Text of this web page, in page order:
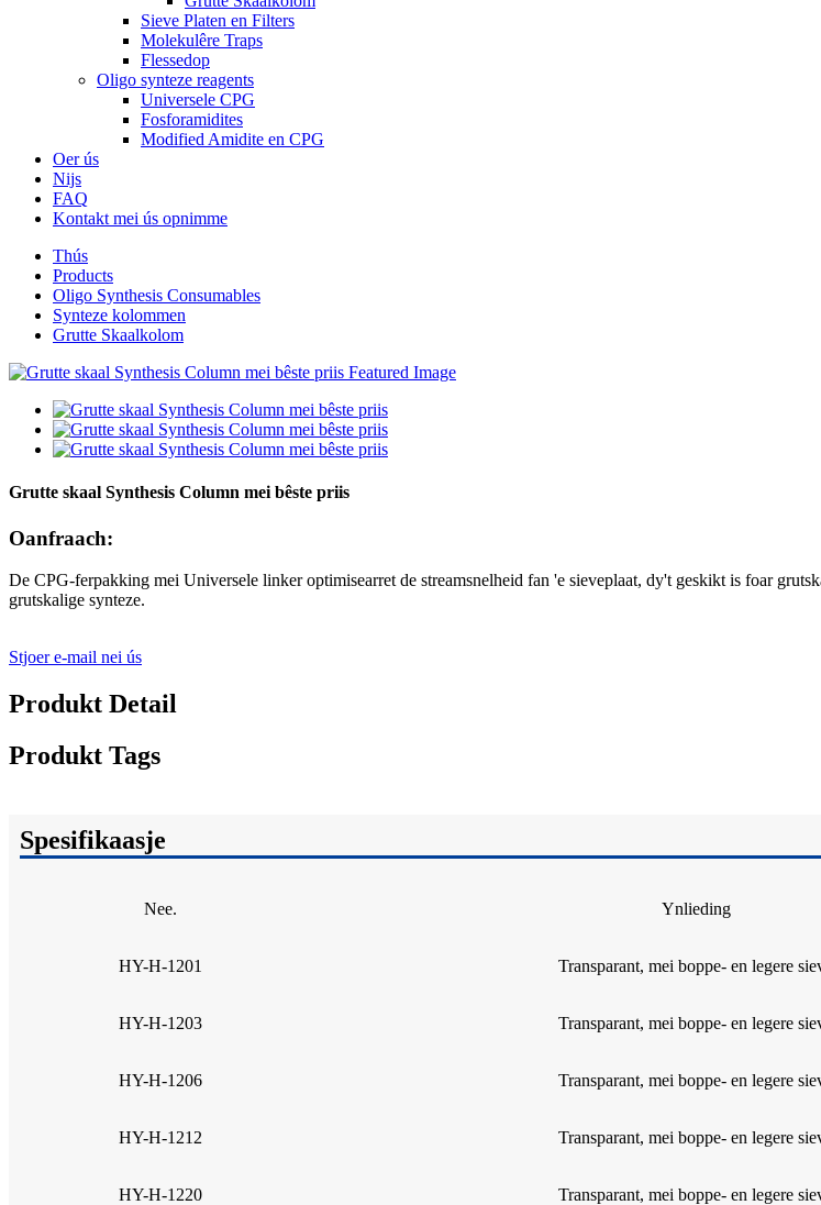
Sieve Platen en Filters
Molekulêre Traps
Flessedop
Oligo synteze reagents
Universele CPG
Fosforamidites
Modified Amidite en CPG
Oer ús
Nijs
FAQ
Kontakt mei ús opnimme
Thús
Products
Oligo Synthesis Consumables
Synteze kolommen
Grutte Skaalkolom
Grutte skaal Synthesis Column mei bêste priis
Oanfraach:
De CPG-ferpakking mei Universele linker optimisearret de streamsnelheid fan 'e sieveplaat, dy't geskikt is foar
grutskalige synteze.
Stjoer e-mail nei ús
Produkt Detail
Produkt Tags
Spesifikaasje
Nee. Ynlieding
HY-H-1201 Transparant, mei boppe- en legere
HY-H-1203 Transparant, mei boppe- en legere
HY-H-1206 Transparant, mei boppe- en legere
HY-H-1212 Transparant, mei boppe- en legere
HY-H-1220 Transparant, mei boppe- en legere